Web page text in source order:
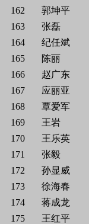
162
郭坤平
163
张磊
164
纪任斌
165
陈丽
166
赵广东
167
应丽亚
168
覃爱军
169
王岩
170
王乐英
171
张毅
172
孙显威
173
徐海春
174
蒋成龙
175
王红平